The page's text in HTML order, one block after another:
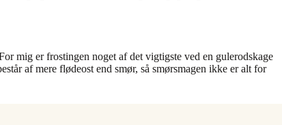
mig er frostingen noget af det vigtigste ved en gulerodskage
af mere flødeost end smør, så smørsmagen ikke er alt for